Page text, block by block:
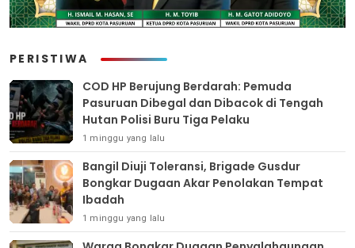
PERISTIWA
COD HP Berujung Berdarah: Pemuda
Pasuruan Dibegal dan Dibacok di Tengah
Hutan Polisi Buru Tiga Pelaku
1 minggu yang lalu
Bangil Diuji Toleransi, Brigade Gusdur
Bongkar Dugaan Akar Penolakan Tempat
Ibadah
1 minggu yang lalu